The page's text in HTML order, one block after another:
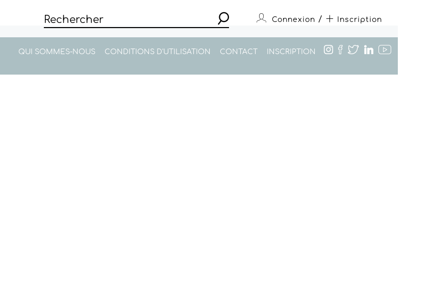
Connexion / Inscription
QUI SOMMES-NOUS CONDITIONS D'UTILISATION CONTACT INSCRIPTION